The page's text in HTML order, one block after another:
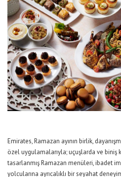
Emirates, Ramazan ayının birlik,
özel uygulamalarıyla; uçuşlarda ve biniş
tasarlanmış Ramazan menüleri, ibadet
yolcularına ayrıcalıklı bir seyahat